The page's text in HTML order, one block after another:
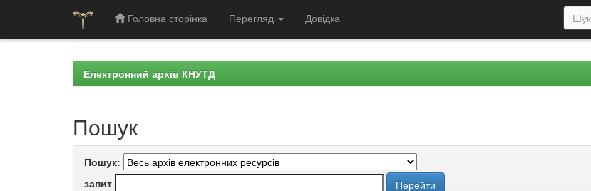
Головна сторінка Перегляд Довідка
Електронний архів КНУТД
Пошук
Пошук:
запит